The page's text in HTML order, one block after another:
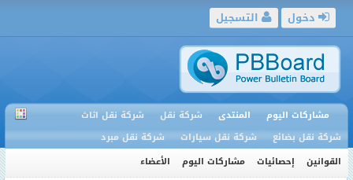
التسجيل دخول
مشاركات اليوم المنتدى شركة نقل
شركة نقل اثاث
شركة نقل بضائع
شركة نقل سيارات
شركة نقل مبرد
القوانين
إحصائيات مشاركات اليوم الأعضاء